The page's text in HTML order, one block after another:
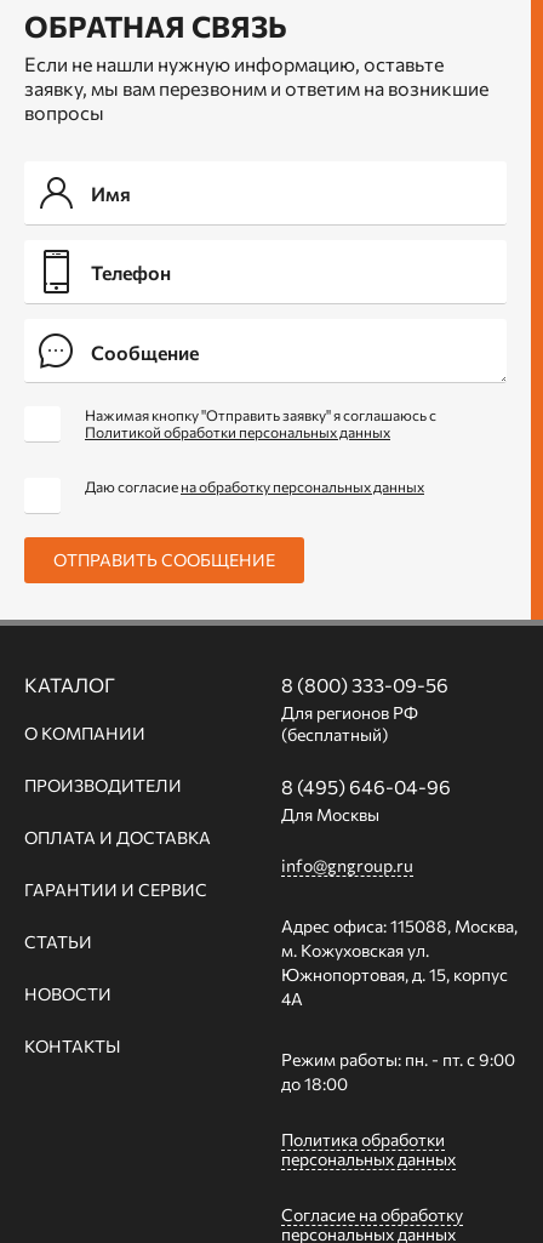
ОБРАТНАЯ СВЯЗЬ
Если не нашли нужную информацию, оставьте
заявку, мы вам перезвоним и ответим на возникшие
вопросы
Нажимая кнопку "Отправить заявку" я соглашаюсь с
Политикой обработки персональных данных
Даю согласие на обработку персональных данных
ОТПРАВИТЬ СООБЩЕНИЕ
КАТАЛОГ
О КОМПАНИИ
ПРОИЗВОДИТЕЛИ
ОПЛАТА И ДОСТАВКА
ГАРАНТИИ И СЕРВИС
СТАТЬИ
НОВОСТИ
КОНТАКТЫ
8 (800) 333-09-56
Для регионов РФ
(бесплатный)
8 (495) 646-04-96
Для Москвы
info@gngroup.ru
Адрес офиса: 115088, Москва,
м. Кожуховская ул.
Южнопортовая, д. 15, корпус
4А
Режим работы: пн. - пт. с 9:00
до 18:00
Политика обработки
персональных данных
Согласие на обработку
персональных данных